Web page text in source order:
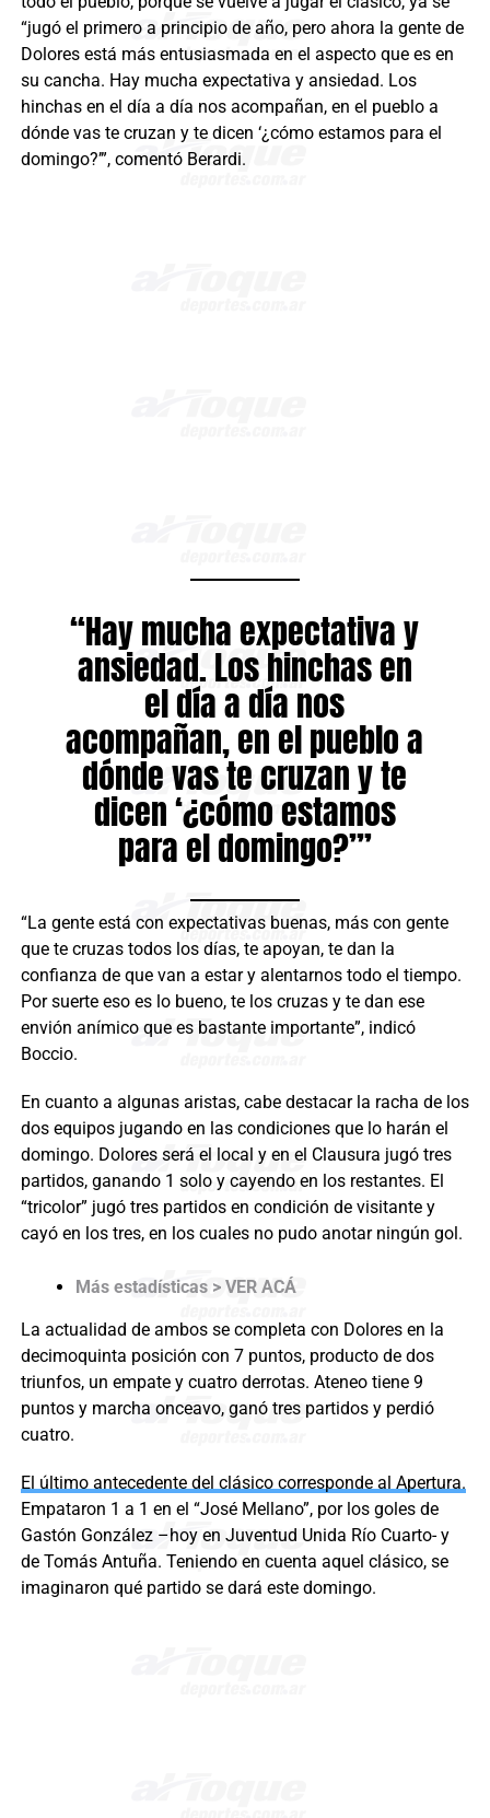
“jugó el primero a principio de año, pero ahora la gente de
Dolores está más entusiasmada en el aspecto que es en
su cancha. Hay mucha expectativa y ansiedad. Los
hinchas en el día a día nos acompañan, en el pueblo a
dónde vas te cruzan y te dicen ‘¿cómo estamos para el
domingo?’”, comentó Berardi.
“Hay mucha expectativa y
ansiedad. Los hinchas en
el día a día nos
acompañan, en el pueblo a
dónde vas te cruzan y te
dicen ‘¿cómo estamos
para el domingo?’”
“La gente está con expectativas buenas, más con gente
que te cruzas todos los días, te apoyan, te dan la
confianza de que van a estar y alentarnos todo el tiempo.
Por suerte eso es lo bueno, te los cruzas y te dan ese
envión anímico que es bastante importante”, indicó
Boccio.
En cuanto a algunas aristas, cabe destacar la racha de los
dos equipos jugando en las condiciones que lo harán el
domingo. Dolores será el local y en el Clausura jugó tres
partidos, ganando 1 solo y cayendo en los restantes. El
“tricolor” jugó tres partidos en condición de visitante y
cayó en los tres, en los cuales no pudo anotar ningún gol.
Más estadísticas > VER ACÁ
La actualidad de ambos se completa con Dolores en la
decimoquinta posición con 7 puntos, producto de dos
triunfos, un empate y cuatro derrotas. Ateneo tiene 9
puntos y marcha onceavo, ganó tres partidos y perdió
cuatro.
El último antecedente del clásico corresponde al Apertura.
Empataron 1 a 1 en el “José Mellano”, por los goles de
Gastón González –hoy en Juventud Unida Río Cuarto- y
de Tomás Antuña. Teniendo en cuenta aquel clásico, se
imaginaron qué partido se dará este domingo.